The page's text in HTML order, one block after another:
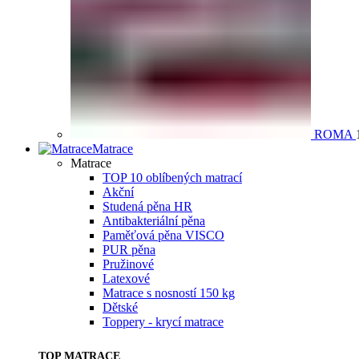
ROMA
Matrace
Matrace
TOP 10 oblíbených matrací
Akční
Studená pěna HR
Antibakteriální pěna
Paměťová pěna VISCO
PUR pěna
Pružinové
Latexové
Matrace s nosností 150 kg
Dětské
Toppery - krycí matrace
TOP MATRACE